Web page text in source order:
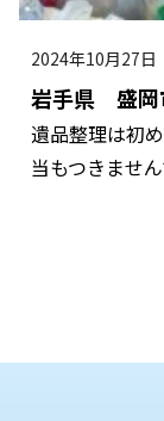
2024年10月27日
岩手県 盛
遺品整理は初
当もつきませ